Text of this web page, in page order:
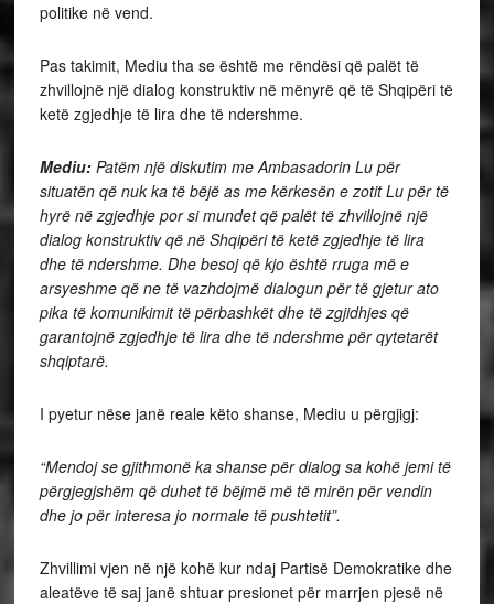
politike në vend.
Pas takimit, Mediu tha se është me rëndësi që palët të
zhvillojnë një dialog konstruktiv në mënyrë që të Shqipëri të
ketë zgjedhje të lira dhe të ndershme.
Mediu:Patëm një diskutim me Ambasadorin Lu për
situatën që nuk ka të bëjë as me kërkesën e zotit Lu për të
hyrë në zgjedhje por si mundet që palët të zhvillojnë një
dialog konstruktiv që në Shqipëri të ketë zgjedhje të lira
dhe të ndershme. Dhe besoj që kjo është rruga më e
arsyeshme që ne të vazhdojmë dialogun për të gjetur ato
pika të komunikimit të përbashkët dhe të zgjidhjes që
garantojnë zgjedhje të lira dhe të ndershme për qytetarët
shqiptarë.
I pyetur nëse janë reale këto shanse, Mediu u përgjigj:
“Mendoj se gjithmonë ka shanse për dialog sa kohë jemi të
përgjegjshëm që duhet të bëjmë më të mirën për vendin
dhe jo për interesa jo normale të pushtetit”.
Zhvillimi vjen në një kohë kur ndaj Partisë Demokratike dhe
aleatëve të saj janë shtuar presionet për marrjen pjesë në